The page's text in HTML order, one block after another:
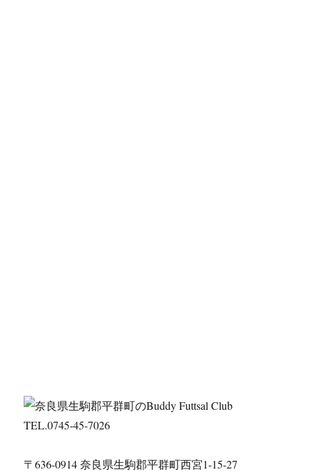
TEL.0745-45-7026
〒636-0914 奈良県生駒郡平群町西宮1-15-27